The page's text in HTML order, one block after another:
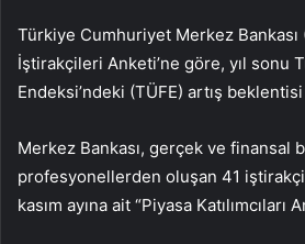
Türkiye Cumhuriyet Merkez Bankası
İştirakçileri Anketi’ne göre, yıl sonu
Endeksi’ndeki (TÜFE) artış
Merkez Bankası, gerçek ve finansal
profesyonellerden oluşan 41
kasım ayına ait “Piyasa Katılımcıları